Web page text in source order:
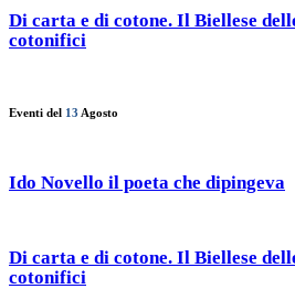
Di carta e di cotone. Il Biellese
cotonifici
Eventi del 13 Agosto
Ido Novello il poeta che dipingeva
Di carta e di cotone. Il Biellese
cotonifici